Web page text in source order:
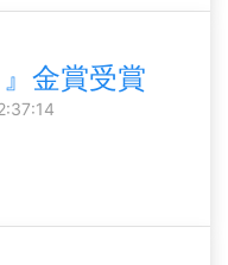
』金賞受賞